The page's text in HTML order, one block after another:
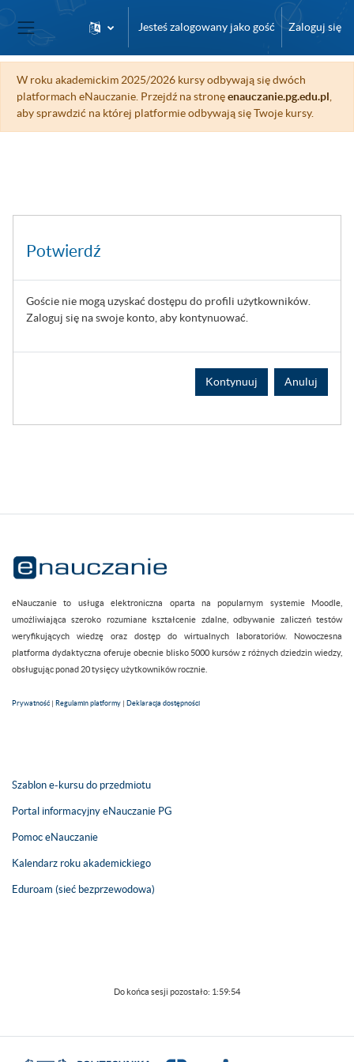
Przejdź do głównej zawartości
Panel boczny
Jesteś zalogowany jako gość Zaloguj się
W roku akademickim 2025/2026 kursy odbywają się dwóch
platformach eNauczanie. Przejdź na stronęenauczanie.pg.edu.pl
aby sprawdzić na której platformie odbywają się Twoje kursy.
Potwierdź
Goście nie mogą uzyskać dostępu do profili użytkowników.
Zaloguj się na swoje konto, aby kontynuować.
Kontynuuj Anuluj
eNauczanie to usługa elektroniczna oparta na popularnym systemie Moodle,
umożliwiająca szeroko rozumiane kształcenie zdalne, odbywanie zaliczeń testów
weryfikujących wiedzę oraz dostęp do wirtualnych laboratoriów. Nowoczesna
platforma dydaktyczna oferuje obecnie blisko 5000 kursów z różnych dziedzin wiedzy,
obsługując ponad 20 tysięcy użytkowników rocznie.
Prywatność | Regulamin platformy | Deklaracja dostępności
Szablon e-kursu do przedmiotu
Portal informacyjny eNauczanie PG
Pomoc eNauczanie
Kalendarz roku akademickiego
Eduroam (sieć bezprzewodowa)
Do końca sesji pozostało: 1:59:54